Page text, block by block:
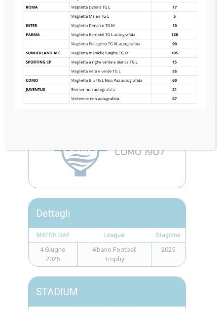
PSV EINDHOVEN
1
—
COMO 1907
Dettagli
MATCH DAY League Stagione
4 Giugno
2025
Abano Football
Trophy
2025
STADIUM